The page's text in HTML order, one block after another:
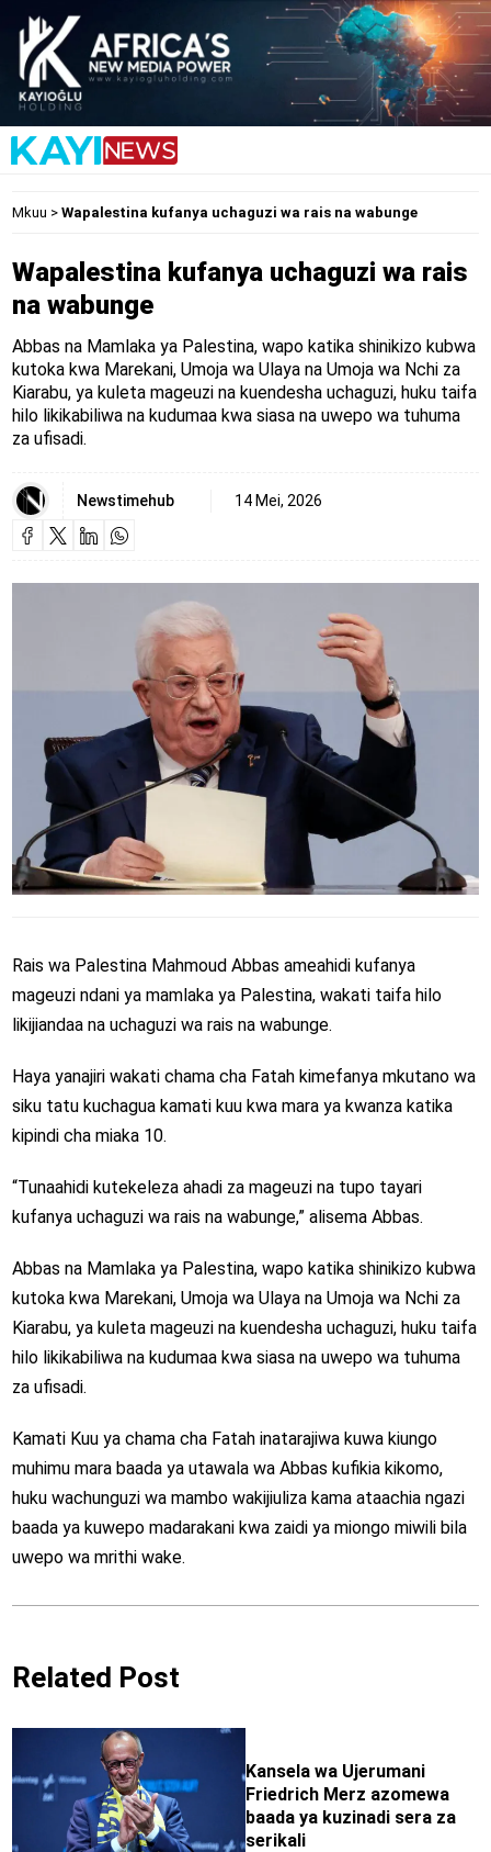
Mkuu > Wapalestina kufanya uchaguzi wa rais na wabunge
Wapalestina kufanya uchaguzi wa rais
na wabunge
Abbas na Mamlaka ya Palestina, wapo katika shinikizo kubwa
kutoka kwa Marekani, Umoja wa Ulaya na Umoja wa Nchi za
Kiarabu, ya kuleta mageuzi na kuendesha uchaguzi, huku taifa
hilo likikabiliwa na kudumaa kwa siasa na uwepo wa tuhuma
za ufisadi.
Newstimehub 14 Mei, 2026
Rais wa Palestina Mahmoud Abbas ameahidi kufanya
mageuzi ndani ya mamlaka ya Palestina, wakati taifa hilo
likijiandaa na uchaguzi wa rais na wabunge.
Haya yanajiri wakati chama cha Fatah kimefanya mkutano wa
siku tatu kuchagua kamati kuu kwa mara ya kwanza katika
kipindi cha miaka 10.
“Tunaahidi kutekeleza ahadi za mageuzi na tupo tayari
kufanya uchaguzi wa rais na wabunge,” alisema Abbas.
Abbas na Mamlaka ya Palestina, wapo katika shinikizo kubwa
kutoka kwa Marekani, Umoja wa Ulaya na Umoja wa Nchi za
Kiarabu, ya kuleta mageuzi na kuendesha uchaguzi, huku taifa
hilo likikabiliwa na kudumaa kwa siasa na uwepo wa tuhuma
za ufisadi.
Kamati Kuu ya chama cha Fatah inatarajiwa kuwa kiungo
muhimu mara baada ya utawala wa Abbas kufikia kikomo,
huku wachunguzi wa mambo wakijiuliza kama ataachia ngazi
baada ya kuwepo madarakani kwa zaidi ya miongo miwili bila
uwepo wa mrithi wake.
Related Post
Kansela wa Ujerumani
Friedrich Merz azomewa
baada ya kuzinadi sera za
serikali